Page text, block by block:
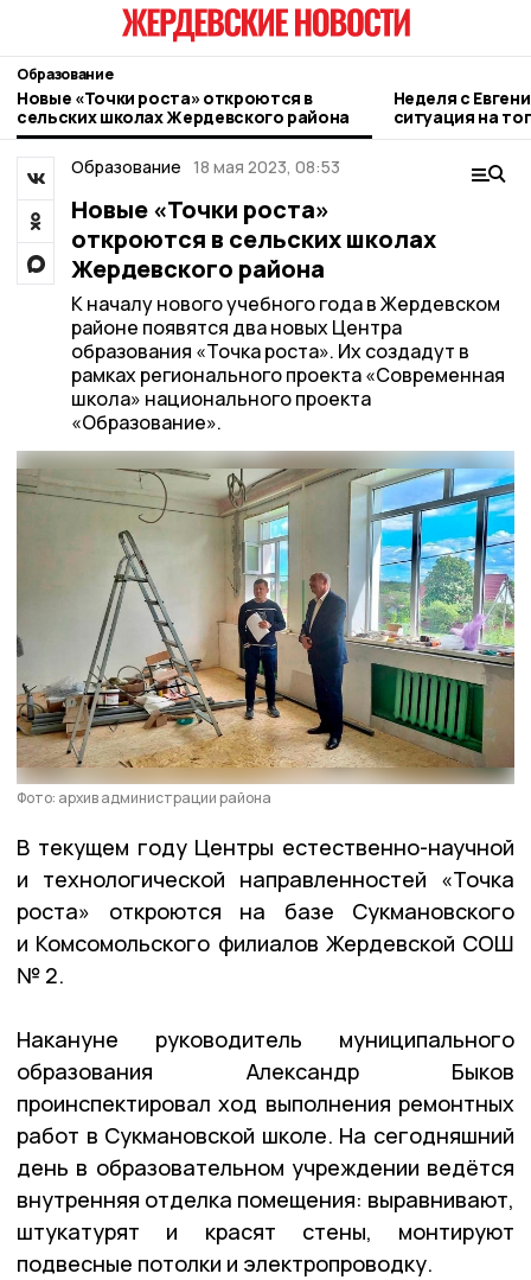
Образование
Новые «Точки роста» откроются в
сельских школах Жердевского района
Неделя с
ситуация на
городе и
Образование 18 мая 2023, 08:53
Новые «Точки роста»
откроются в сельских школах
Жердевского района
К началу нового учебного года в Жердевском
районе появятся два новых Центра
образования «Точка роста». Их создадут в
рамках регионального проекта «Современная
школа» национального проекта
«Образование».
Фото: архив администрации района
В текущем году Центры естественно-научной
и технологической направленностей «Точка
роста» откроются на базе Сукмановского
и Комсомольского филиалов Жердевской СОШ
№ 2.
Накануне руководитель муниципального
образования Александр Быков
проинспектировал ход выполнения ремонтных
работ в Сукмановской школе. На сегодняшний
день в образовательном учреждении ведётся
внутренняя отделка помещения: выравнивают,
штукатурят и красят стены, монтируют
подвесные потолки и электропроводку.